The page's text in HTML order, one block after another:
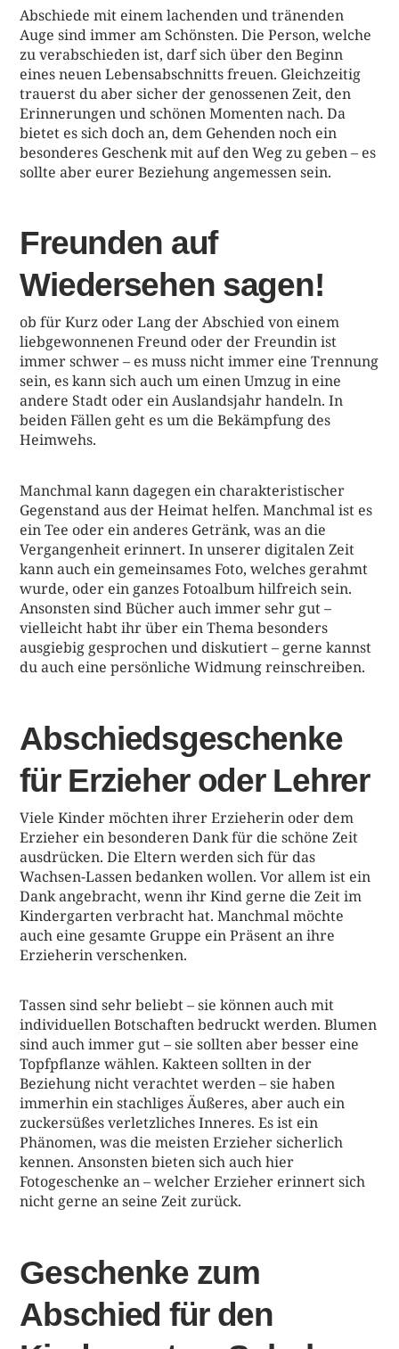
Abschiede mit einem lachenden und tränenden
Auge sind immer am Schönsten. Die Person, welche
zu verabschieden ist, darf sich über den Beginn
eines neuen Lebensabschnitts freuen. Gleichzeitig
trauerst du aber sicher der genossenen Zeit, den
Erinnerungen und schönen Momenten nach. Da
bietet es sich doch an, dem Gehenden noch ein
besonderes Geschenk mit auf den Weg zu geben – es
sollte aber eurer Beziehung angemessen sein.
Freunden auf
Wiedersehen sagen!
ob für Kurz oder Lang der Abschied von einem
liebgewonnenen Freund oder der Freundin ist
immer schwer – es muss nicht immer eine Trennung
sein, es kann sich auch um einen Umzug in eine
andere Stadt oder ein Auslandsjahr handeln. In
beiden Fällen geht es um die Bekämpfung des
Heimwehs.
Manchmal kann dagegen ein charakteristischer
Gegenstand aus der Heimat helfen. Manchmal ist es
ein Tee oder ein anderes Getränk, was an die
Vergangenheit erinnert. In unserer digitalen Zeit
kann auch ein gemeinsames Foto, welches gerahmt
wurde, oder ein ganzes Fotoalbum hilfreich sein.
Ansonsten sind Bücher auch immer sehr gut –
vielleicht habt ihr über ein Thema besonders
ausgiebig gesprochen und diskutiert – gerne kannst
du auch eine persönliche Widmung reinschreiben.
Abschiedsgeschenke
für Erzieher oder Lehrer
Viele Kinder möchten ihrer Erzieherin oder dem
Erzieher ein besonderen Dank für die schöne Zeit
ausdrücken. Die Eltern werden sich für das
Wachsen-Lassen bedanken wollen. Vor allem ist ein
Dank angebracht, wenn ihr Kind gerne die Zeit im
Kindergarten verbracht hat. Manchmal möchte
auch eine gesamte Gruppe ein Präsent an ihre
Erzieherin verschenken.
Tassen sind sehr beliebt – sie können auch mit
individuellen Botschaften bedruckt werden. Blumen
sind auch immer gut – sie sollten aber besser eine
Topfpflanze wählen. Kakteen sollten in der
Beziehung nicht verachtet werden – sie haben
immerhin ein stachliges Äußeres, aber auch ein
zuckersüßes verletzliches Inneres. Es ist ein
Phänomen, was die meisten Erzieher sicherlich
kennen. Ansonsten bieten sich auch hier
Fotogeschenke an – welcher Erzieher erinnert sich
nicht gerne an seine Zeit zurück.
Geschenke zum
Abschied für den